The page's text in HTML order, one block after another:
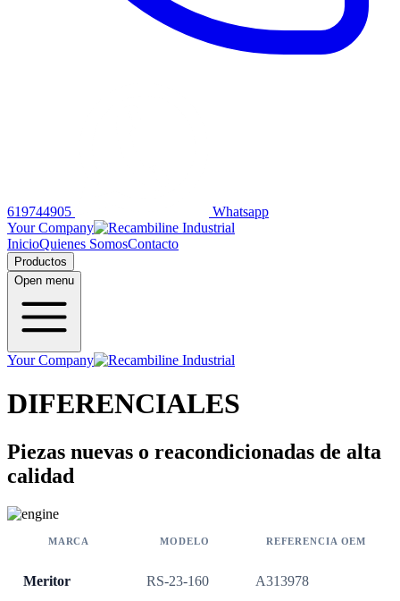
619744905
Whatsapp
Your Company
InicioQuienes SomosContacto
Productos
Open menu
Your Company
DIFERENCIALES
Piezas nuevas o reacondicionadas de alta
calidad
MARCA MODELO REFERENCIA OEM
Meritor RS-23-160 A313978